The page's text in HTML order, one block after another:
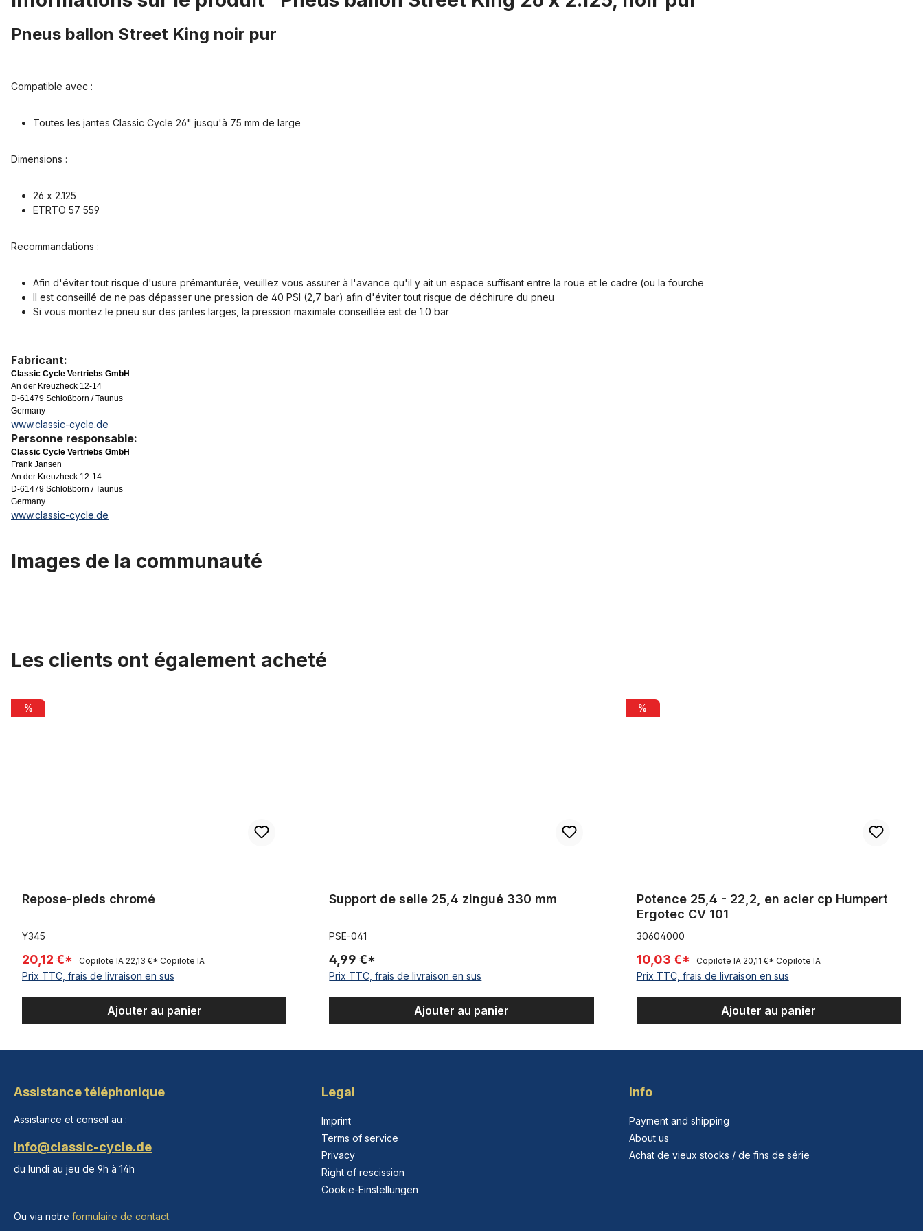
Pneus ballon Street King noir pur
Compatible avec :
Toutes les jantes Classic Cycle 26" jusqu'à 75 mm de large
Dimensions :
26 x 2.125
ETRTO 57 559
Recommandations :
Afin d'éviter tout risque d'usure prémanturée, veuillez vous assurer à l'avance qu'il y ait un espace suffisant entre la roue et le cadre (ou la fourche
Il est conseillé de ne pas dépasser une pression de 40 PSI (2,7 bar) afin d'éviter tout risque de déchirure du pneu
Si vous montez le pneu sur des jantes larges, la pression maximale conseillée est de 1.0 bar
Fabricant:
Classic Cycle Vertriebs GmbH
An der Kreuzheck 12-14
D-61479 Schloßborn / Taunus
Germany
www.classic-cycle.de
Personne responsable:
Classic Cycle Vertriebs GmbH
Frank Jansen
An der Kreuzheck 12-14
D-61479 Schloßborn / Taunus
Germany
www.classic-cycle.de
Images de la communauté
Les clients ont également acheté
Repose-pieds chromé
%
Repose-pieds chromé
Y345
20,12 €* Copilote IA 22,13 €* Copilote IA
Prix TTC, frais de livraison en sus
Ajouter au panier
Support de selle 25,4 zingué 330 mm
PSE-041
4,99 €*
Prix TTC, frais de livraison en sus
Ajouter au panier
Potence 25,4 - 22,2, en acier cp Humpert Ergotec CV 101
%
Potence 25,4 - 22,2, en acier cp Humpert
Ergotec CV 101
30604000
10,03 €* Copilote IA 20,11 €* Copilote IA
Prix TTC, frais de livraison en sus
Ajouter au panier
Assistance téléphonique
Assistance et conseil au :
info@classic-cycle.de
du lundi au jeu de 9h à 14h
Ou via notre formulaire de contact.
Legal
Imprint
Terms of service
Privacy
Right of rescission
Cookie-Einstellungen
Info
Payment and shipping
About us
Achat de vieux stocks / de fins de série